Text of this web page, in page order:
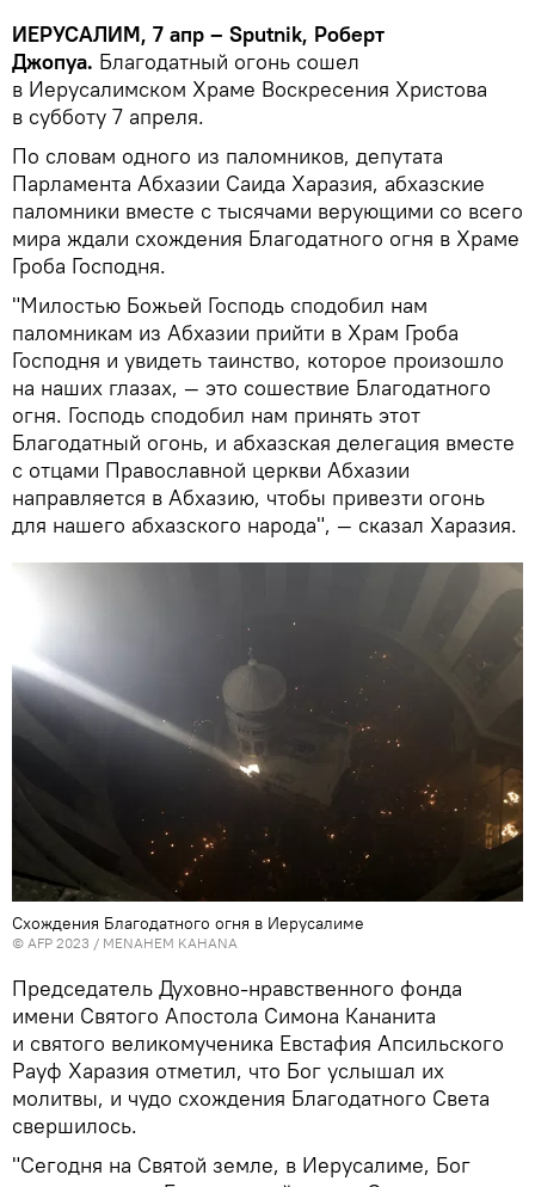
ИЕРУСАЛИМ, 7 апр – Sputnik, Роберт
Джопуа. Благодатный огонь сошел
в Иерусалимском Храме Воскресения Христова
в субботу 7 апреля.
По словам одного из паломников, депутата
Парламента Абхазии Саида Харазия, абхазские
паломники вместе с тысячами верующими со всего
мира ждали схождения Благодатного огня в Храме
Гроба Господня.
"Милостью Божьей Господь сподобил нам
паломникам из Абхазии прийти в Храм Гроба
Господня и увидеть таинство, которое произошло
на наших глазах, — это сошествие Благодатного
огня. Господь сподобил нам принять этот
Благодатный огонь, и абхазская делегация вместе
с отцами Православной церкви Абхазии
направляется в Абхазию, чтобы привезти огонь
для нашего абхазского народа", — сказал Харазия.
Схождения Благодатного огня в Иерусалиме
© AFP 2023 / MENAHEM KAHANA
Председатель Духовно-нравственного фонда
имени Святого Апостола Симона Кананита
и святого великомученика Евстафия Апсильского
Рауф Харазия отметил, что Бог услышал их
молитвы, и чудо схождения Благодатного Света
свершилось.
"Сегодня на Святой земле, в Иерусалиме, Бог